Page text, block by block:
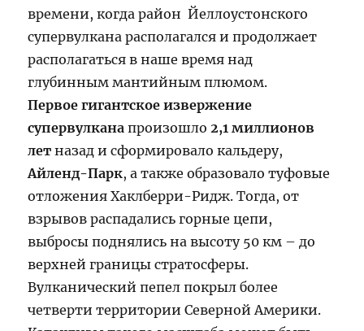
времени, когда район Йеллоустонского
супервулкана располагался и продолжает
располагаться в наше время над
глубинным мантийным плюмом.
Первое гигантское извержениe
супервулкана произошло 2,1 миллионов
лет назад и сформировало кальдеру,
Айленд-Парк, а также образовало туфовые
отложения Хаклберри-Ридж. Тогда, от
взрывов распадались горные цепи,
выбросы поднялись на высоту 50 км – до
верхней границы стратосферы.
Вулканический пепел покрыл более
четверти территории Северной Америки.